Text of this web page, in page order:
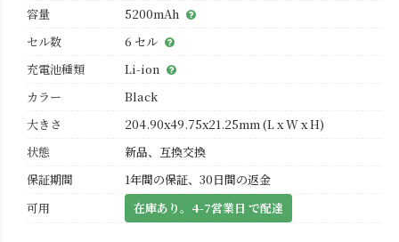
容量
5200mAh
セル数
6 セル
充電池種類
Li-ion
カラー
Black
大きさ
204.90x49.75x21.25mm (L x W x H)
状態
新品、互換交換
保証期間
1年間の保証、30日間の返金
可用
在庫あり。4-7営業日 で配達